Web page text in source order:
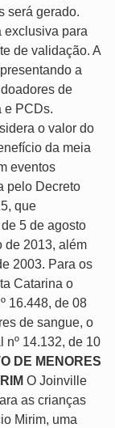
será gerado.
exclusiva para
de validação. A
a
de
e PCDs.
o valor do
da meia
eventos
pelo Decreto
que
5 de agosto
de 2013, além
2003. Para os
Catarina o
16.448, de 08
de sangue, o
nº 14.132, de 10
DE MENORES
O Joinville
as crianças
Mirim, uma